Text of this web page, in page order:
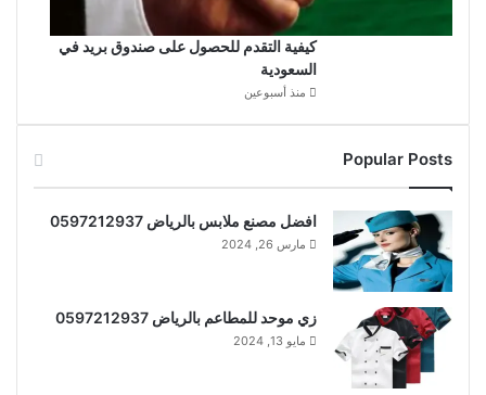
كيفية التقدم للحصول على صندوق بريد في
السعودية
منذ أسبوعين
Popular Posts
افضل مصنع ملابس بالرياض 0597212937
مارس 26, 2024
زي موحد للمطاعم بالرياض 0597212937
مايو 13, 2024